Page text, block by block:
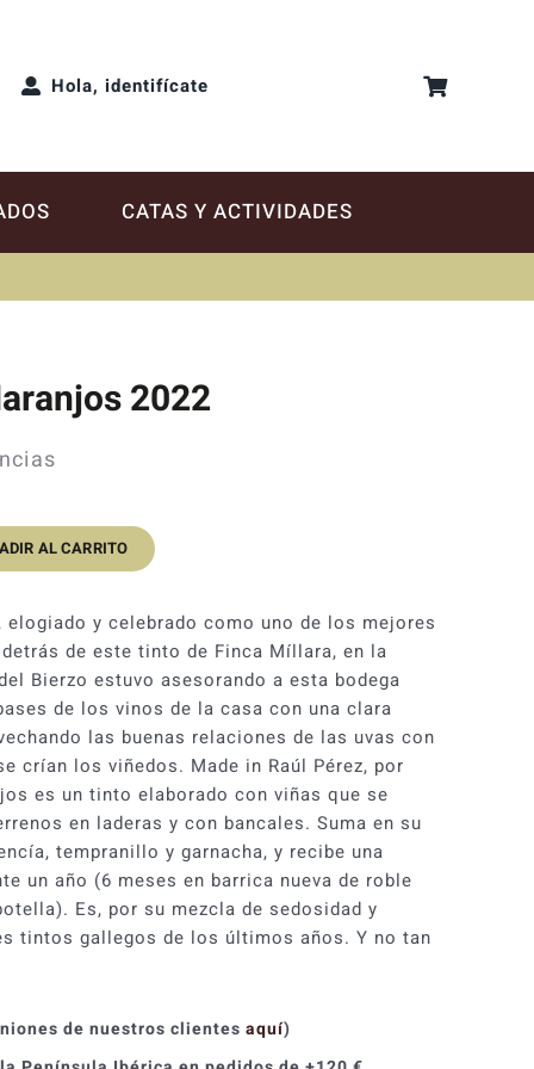
Hola, identifícate
CATAS Y ACTIVIDADES
2022
AL CARRITO
elogiado y celebrado como uno de los mejores
de este tinto de Finca Míllara, en la
Bierzo estuvo asesorando a esta bodega
de los vinos de la casa con una clara
las buenas relaciones de las uvas con
crían los viñedos. Made in Raúl Pérez, por
es un tinto elaborado con viñas que se
en laderas y con bancales. Suma en su
tempranillo y garnacha, y recibe una
un año (6 meses en barrica nueva de roble
Es, por su mezcla de sedosidad y
tintos gallegos de los últimos años. Y no tan
de nuestros clientes aquí)